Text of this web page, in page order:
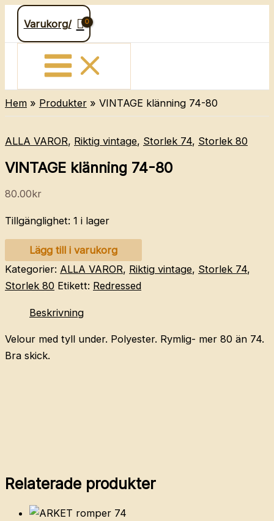
Hoppa
innehåll
Varukorg/
Hem Produkter VINTAGE klänning 74-80
ALLA VAROR, Riktig vintage, Storlek 74, Storlek 80
VINTAGE klänning 74-80
80.00kr
Tillgänglighet: 1 i lager
VINTAGE
klänning
74-
mängd
Lägg till i varukorg
Kategorier: ALLA VAROR, Riktig vintage, Storlek 74,
Storlek 80 Etikett: Redressed
Beskrivning
Velour med tyll under. Polyester. Rymlig- mer 80 än 74.
Bra skick.
Relaterade produkter